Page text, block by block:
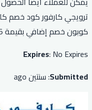
كوبون خصم إضافي بقيمة 15 جنيهًا مصريًا على طلبات البقالة عبر الإنترنت. كل هذه الخصومات والعروض متاحة من خلال موقع أو تطبيق كارفور.
Expires: No Expires
Submitted: سنتين ago